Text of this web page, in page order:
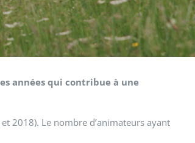
années qui contribue à une
2018). Le nombre d’animateurs ayant